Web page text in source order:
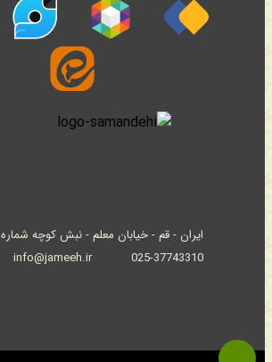
ایران - قم - خیابان معلم - نبش کوچه شماره 12
025-37743310
info@jameeh.ir